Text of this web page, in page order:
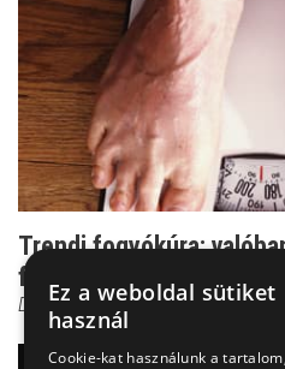
Trendi fogyókúra:
fehérjediéta?
Dr. Beró Mariann
Ez a weboldal sütiket
használ
Cookie-kat használunk a